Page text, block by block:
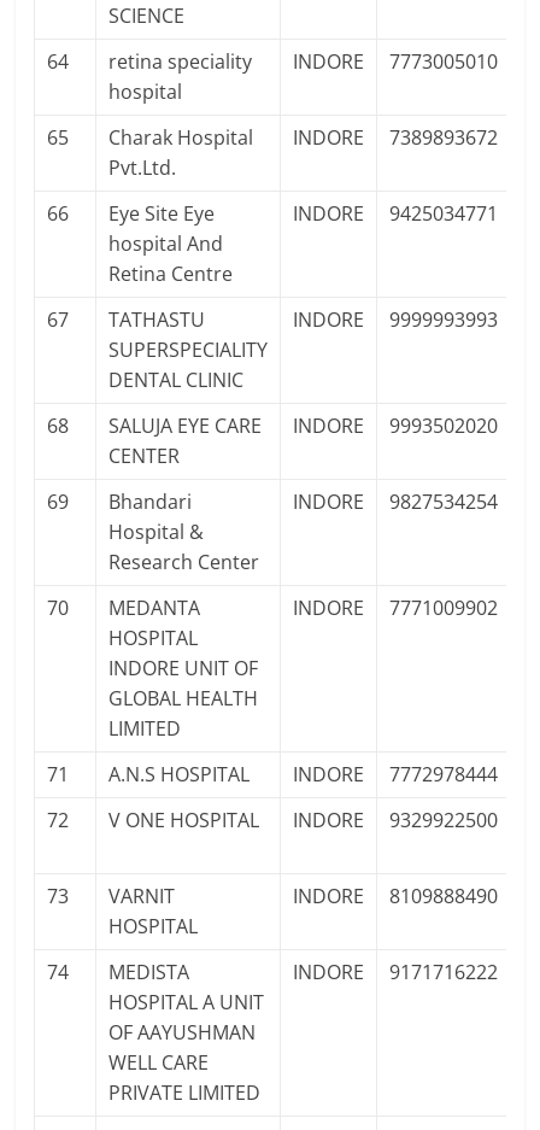
SCIENCE
64
retina speciality
hospital
INDORE 7773005010
65
Charak Hospital
Pvt.Ltd.
INDORE 7389893672
66
Eye Site Eye
hospital And
Retina Centre
INDORE 9425034771
67
TATHASTU
SUPERSPECIALITY
DENTAL CLINIC
INDORE 9999993993
68
SALUJA EYE CARE
CENTER
INDORE 9993502020
69
Bhandari
Hospital &
Research Center
INDORE 9827534254
70
MEDANTA
HOSPITAL
INDORE UNIT OF
GLOBAL HEALTH
LIMITED
INDORE 7771009902
71 A.N.S HOSPITAL INDORE 7772978444
72
V ONE HOSPITAL INDORE 9329922500
73
VARNIT
HOSPITAL
INDORE 8109888490
74
MEDISTA
HOSPITAL A UNIT
OF AAYUSHMAN
WELL CARE
PRIVATE LIMITED
INDORE 9171716222